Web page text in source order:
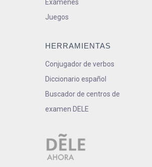
Exámenes
Juegos
HERRAMIENTAS
Conjugador de verbos
Diccionario español
Buscador de centros de
examen DELE